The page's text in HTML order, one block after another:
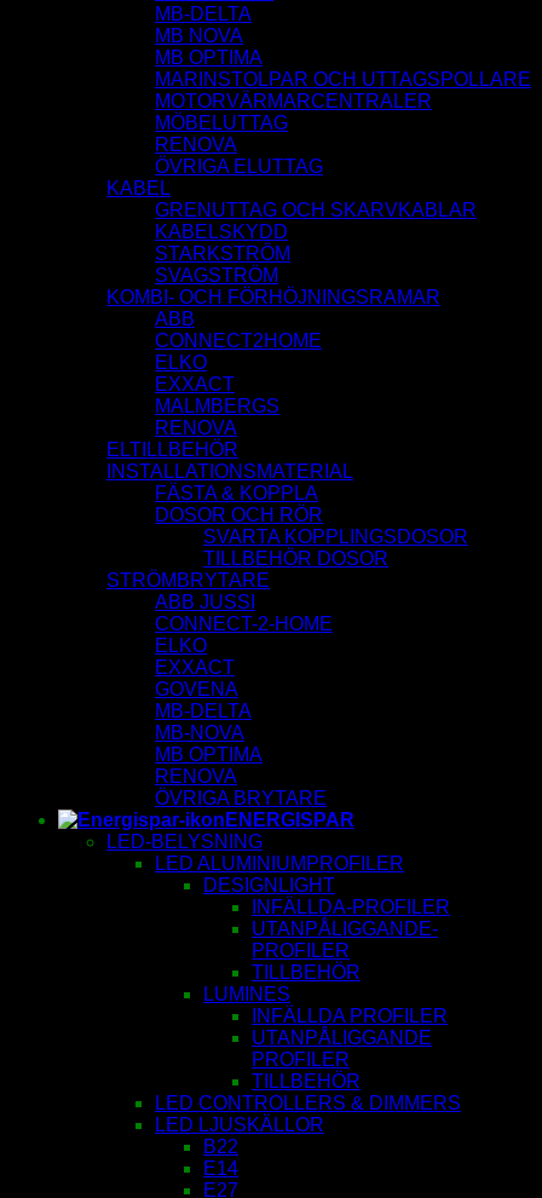
MB-DELTA
MB NOVA
MB OPTIMA
MARINSTOLPAR OCH UTTAGSPOLLARE
MOTORVÄRMARCENTRALER
MÖBELUTTAG
RENOVA
ÖVRIGA ELUTTAG
KABEL
GRENUTTAG OCH SKARVKABLAR
KABELSKYDD
STARKSTRÖM
SVAGSTRÖM
KOMBI- OCH FÖRHÖJNINGSRAMAR
ABB
CONNECT2HOME
ELKO
EXXACT
MALMBERGS
RENOVA
ELTILLBEHÖR
INSTALLATIONSMATERIAL
FÄSTA & KOPPLA
DOSOR OCH RÖR
SVARTA KOPPLINGSDOSOR
TILLBEHÖR DOSOR
STRÖMBRYTARE
ABB JUSSI
CONNECT-2-HOME
ELKO
EXXACT
GOVENA
MB-DELTA
MB-NOVA
MB OPTIMA
RENOVA
ÖVRIGA BRYTARE
ENERGISPAR
LED-BELYSNING
LED ALUMINIUMPROFILER
DESIGNLIGHT
INFÄLLDA-PROFILER
UTANPÅLIGGANDE-
PROFILER
TILLBEHÖR
LUMINES
INFÄLLDA PROFILER
UTANPÅLIGGANDE
PROFILER
TILLBEHÖR
LED CONTROLLERS & DIMMERS
LED LJUSKÄLLOR
B22
E14
E27